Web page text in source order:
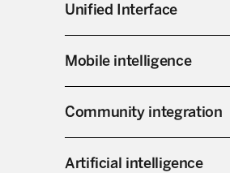
Unified Interface
Mobile intelligence
Community integration
Artificial intelligence